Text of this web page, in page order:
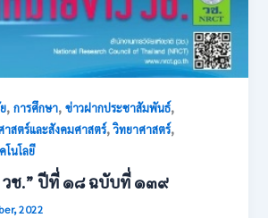
,การศึกษา,ข่าวฝากประชาสัมพันธ์,
สตร์และสังคมศาสตร์,วิทยาศาสตร์,
โนโลยี
วช.” ปีที่ ๑๘ ฉบับที่ ๑๓๙
2022